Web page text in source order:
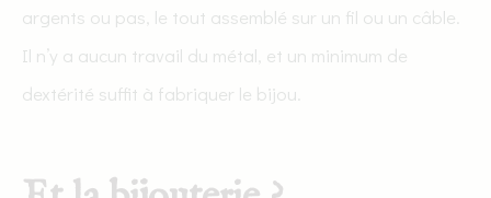
argents ou pas, le tout assemblé sur un fil ou un câble.
Il n’y a aucun travail du métal, et un minimum de
dextérité suffit à fabriquer le bijou.